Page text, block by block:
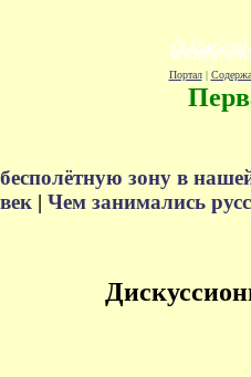
Портал|
зону в
| Чем занимались